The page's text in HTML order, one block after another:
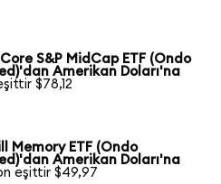
S&P MidCap ETF (Ondo
Amerikan Doları'na
$78,12
Memory ETF (Ondo
Amerikan Doları'na
eşittir $49,97